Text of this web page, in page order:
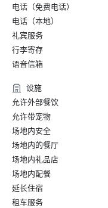
电话（免费电话）
电话（本地）
礼宾服务
行李寄存
语音信箱
设施
允许外部餐饮
允许带宠物
场地内安全
场地内的餐厅
场地内礼品店
场地内配餐
延长住宿
租车服务